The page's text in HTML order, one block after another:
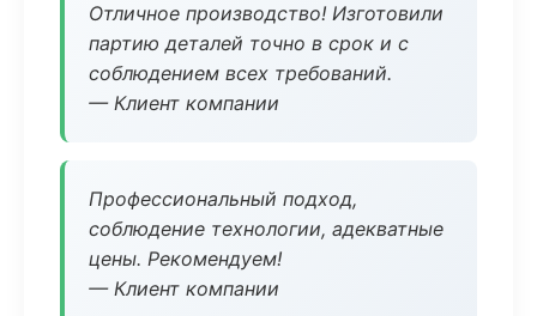
Отличное производство! Изготовили
партию деталей точно в срок и с
соблюдением всех требований.
— Клиент компании
Профессиональный подход,
соблюдение технологии, адекватные
цены. Рекомендуем!
— Клиент компании